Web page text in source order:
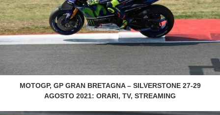
MOTOGP, GP GRAN BRETAGNA – SILVERSTONE 27-29
AGOSTO 2021: ORARI, TV, STREAMING